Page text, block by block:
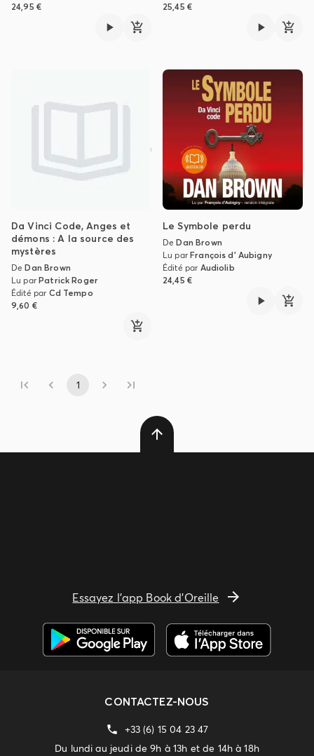
24,95 €
25,45 €
Da Vinci Code, Anges et
démons : A la source des
mystères
DeDan Brown
Lu parPatrick Roger
Édité par Cd Tempo
9,60 €
Le Symbole perdu
DeDan Brown
Lu parFrançois d' Aubigny
Édité par Audiolib
24,45 €
1
Essayez l'app Book d'Oreille
CONTACTEZ-NOUS
+33 (6) 15 04 23 47
Du lundi au jeudi de 9h à 13h et de 14h à 18h